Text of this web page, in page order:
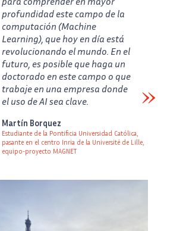
profundidad este campo de la
computación (Machine
Learning), que hoy en día está
revolucionando el mundo. En el
futuro, es posible que haga un
doctorado en este campo o que
trabaje en una empresa donde
el uso de AI sea clave.
Martín Borquez
Estudiante de la Pontificia Universidad Católica,
pasante en el centro Inria de la Université de Lille,
equipo-proyecto MAGNET